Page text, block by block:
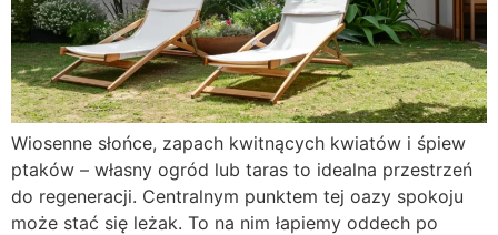
Wiosenne słońce, zapach kwitnących kwiatów i śpiew
ptaków – własny ogród lub taras to idealna przestrzeń
do regeneracji. Centralnym punktem tej oazy spokoju
może stać się leżak. To na nim łapiemy oddech po